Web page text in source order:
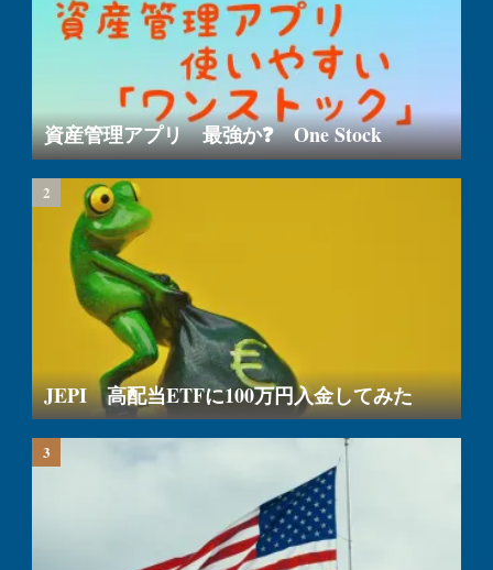
資産管理アプリ 最強か❓ One Stock
JEPI 高配当ETFに100万円入金してみた